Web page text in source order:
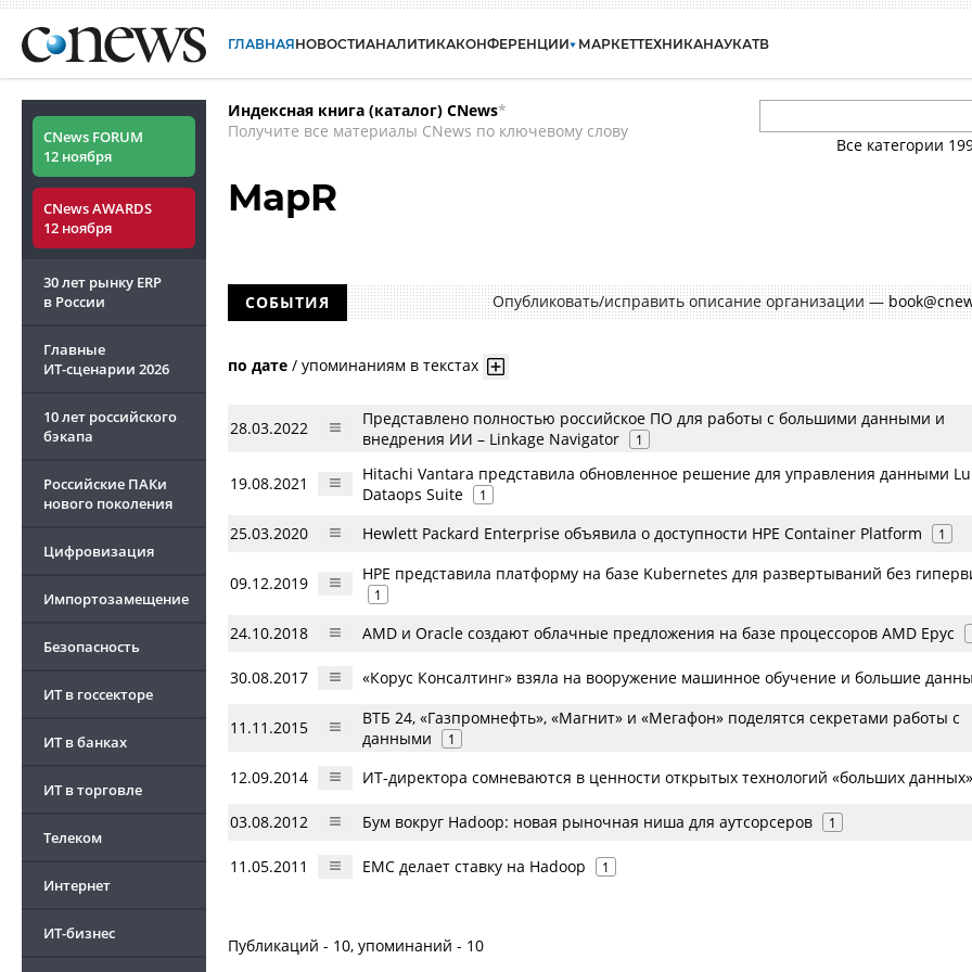
ГЛАВНАЯНОВОСТИАНАЛИТИКАКОНФЕРЕНЦИИ МАРКЕТТЕХНИКАНАУКАТВ
CNews FORUM
12 ноября
CNews AWARDS
12 ноября
30 лет рынку ERP
в России
Главные
ИТ-сценарии 2026
10 лет российского
бэкапа
Российские ПАКи
нового поколения
Цифровизация
Импортозамещение
Безопасность
ИТ в госсекторе
ИТ в банках
ИТ в торговле
Телеком
Интернет
ИТ-бизнес
Индексная книга (каталог) CNews*
Получите все материалы CNews по ключевому слову
Все категории
MapR
СОБЫТИЯ Опубликовать/исправить описание организации —
по дате / упоминаниям в текстах
28.03.2022
Представлено полностью российское ПО для работы с большими данными и
внедрения ИИ – Linkage Navigator
1
19.08.2021
Hitachi Vantara представила обновленное решение для управления данными
Dataops Suite
1
25.03.2020 Hewlett Packard Enterprise объявила о доступности HPE Container Platform 1
09.12.2019 HPE представила платформу на базе Kubernetes для развертываний без
1
24.10.2018 AMD и Oracle создают облачные предложения на базе процессоров AMD Epyc
30.08.2017 «Корус Консалтинг» взяла на вооружение машинное обучение и большие
11.11.2015
ВТБ 24, «Газпромнефть», «Магнит» и «Мегафон» поделятся секретами работы с
данными
1
12.09.2014 ИТ-директора сомневаются в ценности открытых технологий «больших данных»
03.08.2012 Бум вокруг Hadoop: новая рыночная ниша для аутсорсеров 1
11.05.2011 EMC делает ставку на Hadoop 1
Публикаций - 10, упоминаний - 10